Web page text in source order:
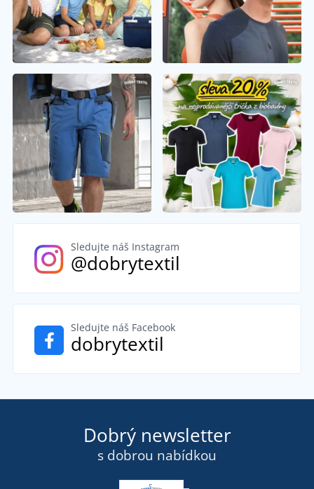
Sledujte náš Instagram
@dobrytextil
Sledujte náš Facebook
dobrytextil
Dobrý newsletter
s dobrou nabídkou